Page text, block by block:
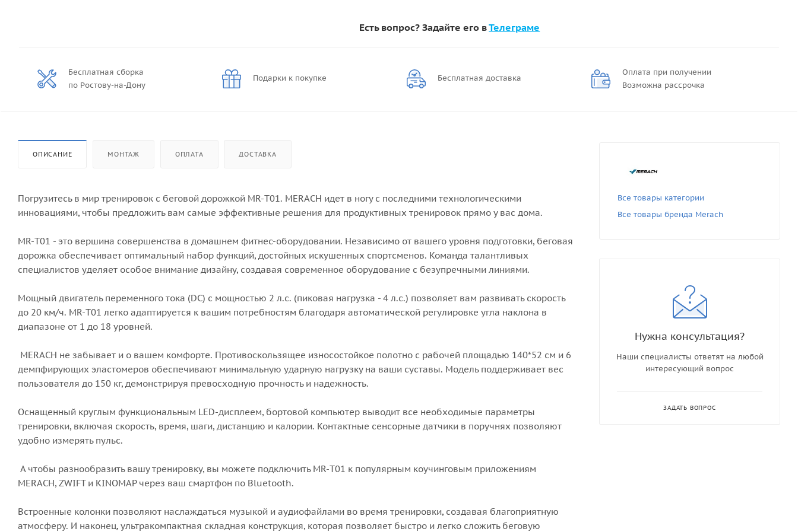
Есть вопрос? Задайте его вТелеграме
Бесплатная сборка
по Ростову-на-Дону
Подарки к покупке Бесплатная доставка
Оплата при получении
Возможна рассрочка
ОПИСАНИЕ МОНТАЖ ОПЛАТА ДОСТАВКА
Погрузитесь в мир тренировок с беговой дорожкой MR-T01. MERACH идет в ногу с последними технологическими
инновациями, чтобы предложить вам самые эффективные решения для продуктивных тренировок прямо у вас дома.
MR-T01 - это вершина совершенства в домашнем фитнес-оборудовании. Независимо от вашего уровня подготовки, беговая
дорожка обеспечивает оптимальный набор функций, достойных искушенных спортсменов. Команда талантливых
специалистов уделяет особое внимание дизайну, создавая современное оборудование с безупречными линиями.
Мощный двигатель переменного тока (DC) с мощностью 2 л.с. (пиковая нагрузка - 4 л.с.) позволяет вам развивать скорость
до 20 км/ч. MR-T01 легко адаптируется к вашим потребностям благодаря автоматической регулировке угла наклона в
диапазоне от 1 до 18 уровней.
MERACH не забывает и о вашем комфорте. Противоскользящее износостойкое полотно с рабочей площадью 140*52 см и 6
демпфирующих эластомеров обеспечивают минимальную ударную нагрузку на ваши суставы. Модель поддерживает вес
пользователя до 150 кг, демонстрируя превосходную прочность и надежность.
Оснащенный круглым функциональным LED-дисплеем, бортовой компьютер выводит все необходимые параметры
тренировки, включая скорость, время, шаги, дистанцию и калории. Контактные сенсорные датчики в поручнях позволяют
удобно измерять пульс.
А чтобы разнообразить вашу тренировку, вы можете подключить MR-T01 к популярным коучинговым приложениям
MERACH, ZWIFT и KINOMAP через ваш смартфон по Bluetooth.
Встроенные колонки позволяют наслаждаться музыкой и аудиофайлами во время тренировки, создавая благоприятную
атмосферу. И наконец, ультракомпактная складная конструкция, которая позволяет быстро и легко сложить беговую
Все товары категории
Все товары бренда Merach
Нужна консультация?
Наши специалисты ответят на любой
интересующий вопрос
ЗАДАТЬ ВОПРОС